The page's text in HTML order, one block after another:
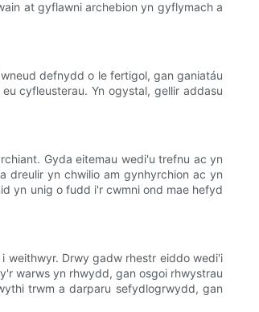
at gyflawni archebion yn gyflymach a
defnydd o le fertigol, gan ganiatáu
cyfleusterau. Yn ogystal, gellir addasu
Gyda eitemau wedi'u trefnu ac yn
dreulir yn chwilio am gynhyrchion ac yn
yn unig o fudd i'r cwmni ond mae hefyd
weithwyr. Drwy gadw rhestr eiddo wedi'i
warws yn rhwydd, gan osgoi rhwystrau
trwm a darparu sefydlogrwydd, gan